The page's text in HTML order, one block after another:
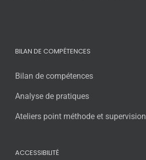
BILAN DE COMPÉTENCES
Bilan de compétences
Analyse de pratiques
Ateliers point méthode et supervision
ACCESSIBILITÉ